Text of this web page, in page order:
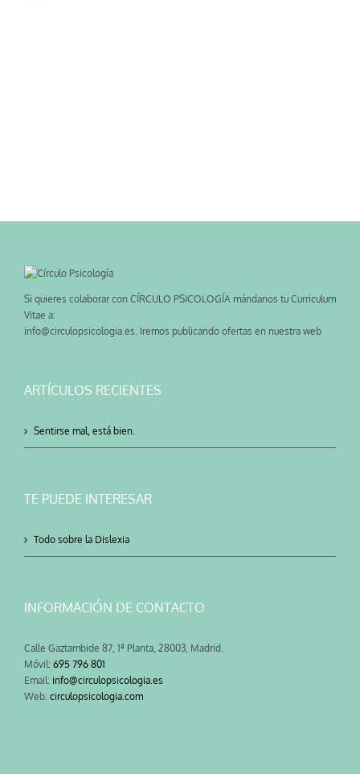
Si quieres colaborar con CÍRCULO PSICOLOGÍA mándanos tu Curriculum
Vitae a:
info@circulopsicologia.es. Iremos publicando ofertas en nuestra web
ARTÍCULOS RECIENTES
Sentirse mal, está bien.
TE PUEDE INTERESAR
Todo sobre la Dislexia
INFORMACIÓN DE CONTACTO
Calle Gaztambide 87, 1ª Planta, 28003, Madrid.
Móvil: 695 796 801
Email: info@circulopsicologia.es
Web: circulopsicologia.com